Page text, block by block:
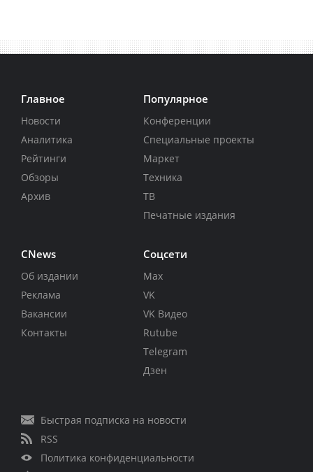
Главное
Новости
Аналитика
Рейтинги
Обзоры
Архив
Популярное
Конференции
Специальные проекты
Маркет
Техника
ТВ
Печатные издания
CNews
Об издании
Реклама
Вакансии
Контакты
Соцсети
Max
VK
VK Видео
Rutube
Telegram
Дзен
Быстрая подписка на новости
RSS
Политика конфиденциальности